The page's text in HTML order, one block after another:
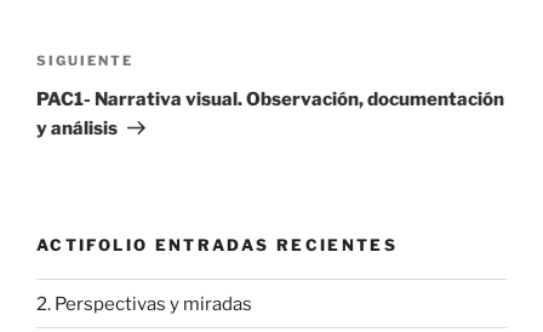
de
entradas
Siguiente
entrada
SIGUIENTE
PAC1- Narrativa visual. Observación, documentación
y análisis
ACTIFOLIO ENTRADAS RECIENTES
2. Perspectivas y miradas